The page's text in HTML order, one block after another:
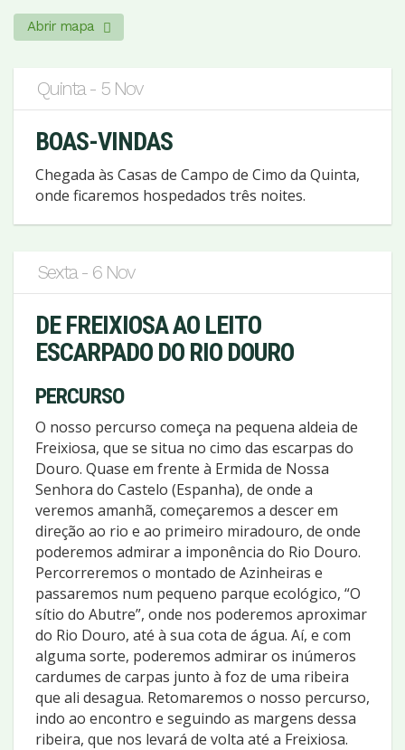
Abrir mapa
Quinta - 5 Nov
BOAS-VINDAS
Chegada às Casas de Campo de Cimo da Quinta,
onde ficaremos hospedados três noites.
Sexta - 6 Nov
DE FREIXIOSA AO LEITO
ESCARPADO DO RIO DOURO
PERCURSO
O nosso percurso começa na pequena aldeia de
Freixiosa, que se situa no cimo das escarpas do
Douro. Quase em frente à Ermida de Nossa
Senhora do Castelo (Espanha), de onde a
veremos amanhã, começaremos a descer em
direção ao rio e ao primeiro miradouro, de onde
poderemos admirar a imponência do Rio Douro.
Percorreremos o montado de Azinheiras e
passaremos num pequeno parque ecológico, “O
sítio do Abutre”, onde nos poderemos aproximar
do Rio Douro, até à sua cota de água. Aí, e com
alguma sorte, poderemos admirar os inúmeros
cardumes de carpas junto à foz de uma ribeira
que ali desagua. Retomaremos o nosso percurso,
indo ao encontro e seguindo as margens dessa
ribeira, que nos levará de volta até a Freixiosa.